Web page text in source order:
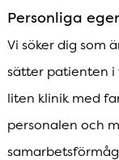
Personliga
Vi söker dig som
sätter patienten i
liten klinik med
personalen och